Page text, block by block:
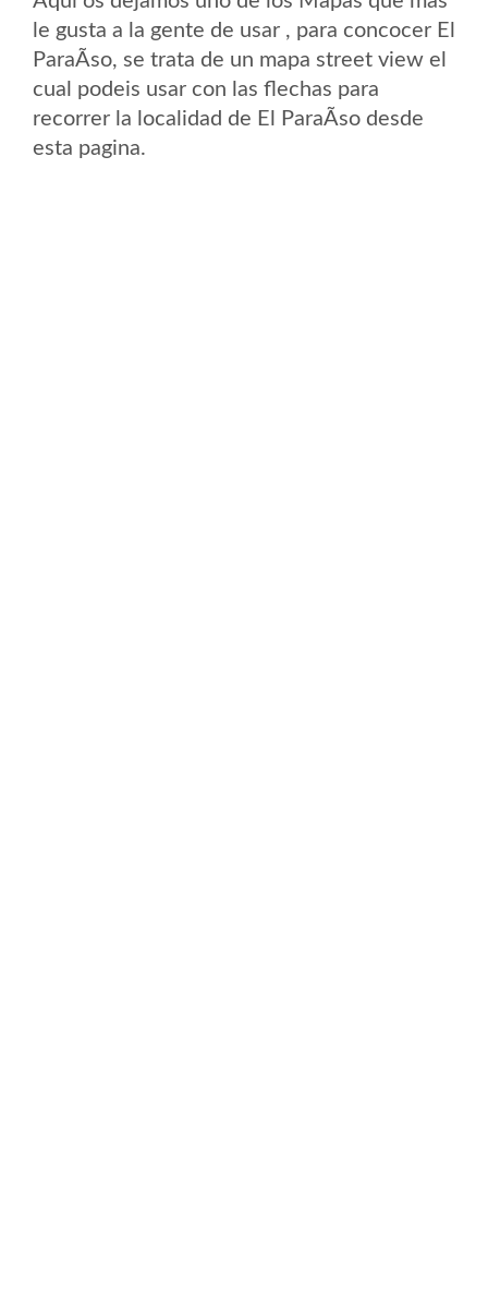
le gusta a la gente de usar , para concocer El
ParaÃ­so, se trata de un mapa street view el
cual podeis usar con las flechas para
recorrer la localidad de El ParaÃ­so desde
esta pagina.